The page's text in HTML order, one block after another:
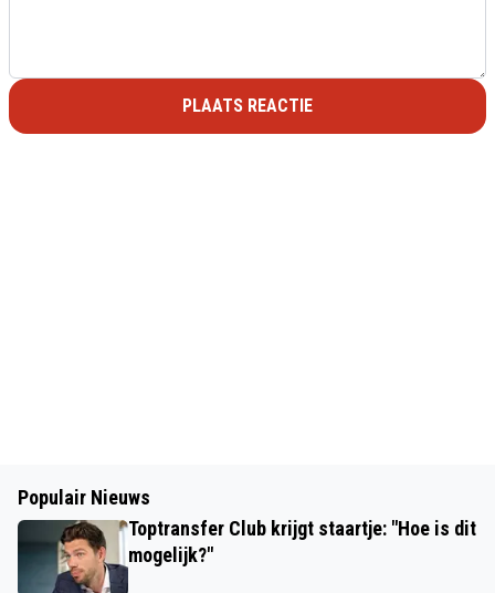
PLAATS REACTIE
Populair Nieuws
Toptransfer Club krijgt staartje: "Hoe is dit
mogelijk?"